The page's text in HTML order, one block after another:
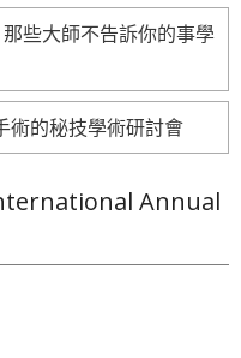
些大師不告訴你的事學
術的秘技學術研討會
Annual